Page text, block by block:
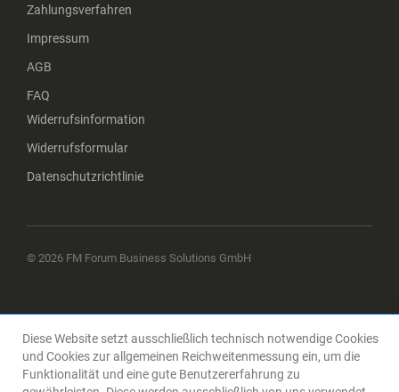
Zahlungsverfahren
Impressum
AGB
FAQ
Widerrufsinformation
Widerrufsformular
Datenschutzrichtlinie
© 2026 FM Forum Business Solutions GmbH
Diese Website setzt ausschließlich technisch notwendige Cookies
und Cookies zur allgemeinen Reichweitenmessung ein, um die
Funktionalität und eine gute Benutzererfahrung zu